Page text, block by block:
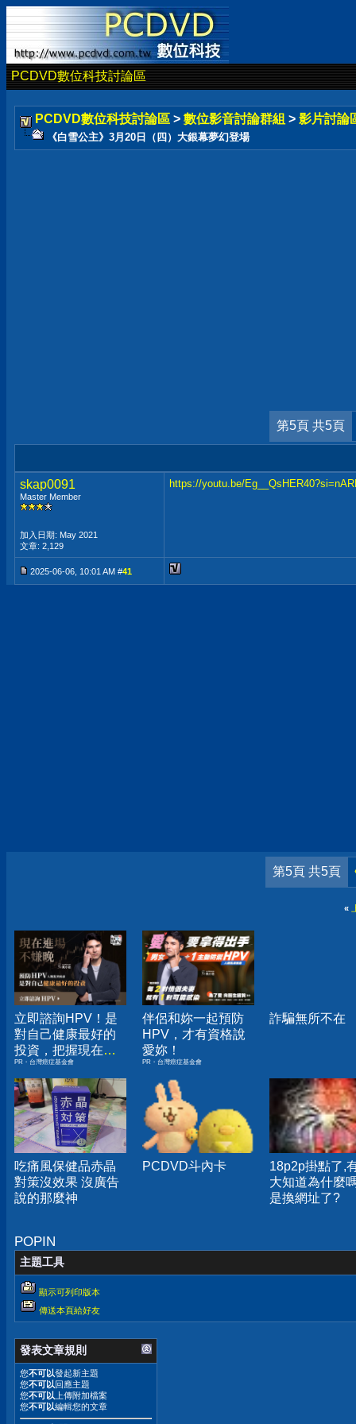
PCDVD數位科技討論區
PCDVD數位科技討論區 > 數位影音討論群組 > 影片討論
《白雪公主》3月20日（四）大銀幕夢幻登場
第5頁 共5頁
skap0091
Master Member
加入日期: May 2021
文章: 2,129
https://youtu.be/
2025-06-06, 10:01 AM #41
第5頁 共5頁
«
立即諮詢HPV！是
對自己健康最好的
投資，把握現在不
嫌晚！
PR・台灣癌症基金會
伴侶和妳一起預防
HPV，才有資格說
愛妳！
PR・台灣癌症基金會
詐騙無所不在
吃痛風保健品赤晶
對策沒效果 沒廣告
說的那麼神
PCDVD斗內卡
18p2p掛點了,
大知道為什麼
是換網址了?
POPIN
主題工具
顯示可列印版本
傳送本頁給好友
發表文章規則
您不可以發起新主題
您不可以 回應主題
您不可以 上傳附加檔案
您不可以編輯您的文章